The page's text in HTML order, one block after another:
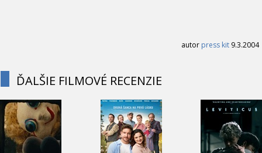
autor press kit 9.3.2004
ĎALŠIE FILMOVÉ RECENZIE